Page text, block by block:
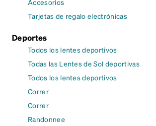
Accesorios
Tarjetas de regalo electrónicas
Deportes
Todos los lentes deportivos
Todas las Lentes de Sol deportivas
Todos los lentes deportivos
Correr
Correr
Randonnee